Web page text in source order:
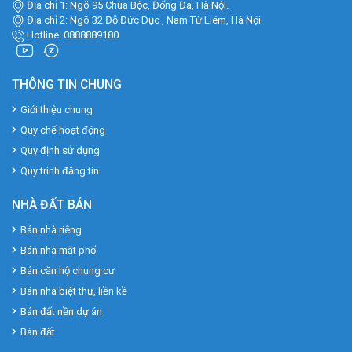
Địa chỉ 1: Ngõ 95 Chùa Bộc, Đống Đa, Hà Nội.
Địa chỉ 2: Ngõ 32 Đỗ Đức Dục , Nam Từ Liêm, Hà Nội
Hotline: 0888889180
THÔNG TIN CHUNG
Giới thiệu chung
Quy chế hoạt động
Quy định sử dụng
Quy trình đăng tin
NHÀ ĐẤT BÁN
Bán nhà riêng
Bán nhà mặt phố
Bán căn hộ chung cư
Bán nhà biệt thự, liền kề
Bán đất nền dự án
Bán đất